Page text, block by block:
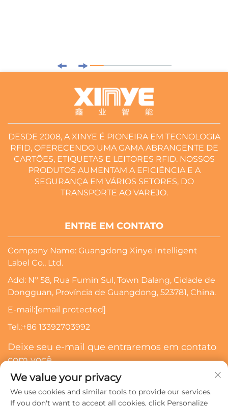
DESDE 2008, A XINYE É PIONEIRA EM TECNOLOGIA
RFID, OFERECENDO UMA GAMA ABRANGENTE DE
CARTÕES, ETIQUETAS E LEITORES RFID. NOSSOS
PRODUTOS AUMENTAM A EFICIÊNCIA E A
SEGURANÇA EM VÁRIOS SETORES, DO
TRANSPORTE AO VAREJO.
ENTRE EM CONTATO
Company Name: Guangdong Xinye Intelligent
Label Co., Ltd.
Add: Nº 58, Rua Fumin Sul, Town Dalang, Cidade de
Dongguan, Província de Guangdong, 523781, China.
E-mail:[email protected]
Tel.:+86 13392703992
Deixe seu e-mail que entraremos em contato
com você
We value your privacy
We use cookies and similar tools to provide our services.
If you don't want to accept all cookies, click Personalize